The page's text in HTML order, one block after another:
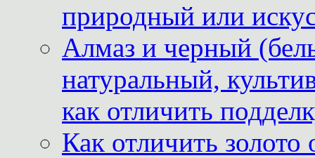
природный или
Алмаз и черный
натуральный,
как отличить
Как отличить